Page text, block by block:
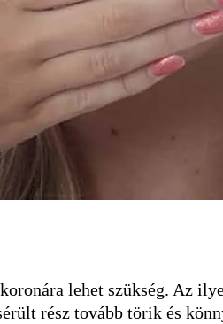
lehet szükség. Az
rész tovább törik és